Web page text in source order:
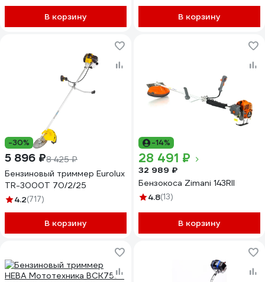
В корзину В корзину
-30%
5 896 ₽8 425 ₽
Бензиновый триммер Eurolux
TR-3000T 70/2/25
4.2(717)
В корзину
-14%
28 491 ₽
32 989 ₽
Бензокоса Zimani 143RII
4.8(13)
В корзину